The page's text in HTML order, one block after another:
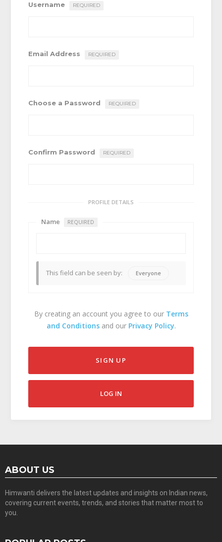
Username REQUIRED
Email Address REQUIRED
Choose a Password REQUIRED
Confirm Password REQUIRED
PROFILE DETAILS
Name REQUIRED
This field can be seen by: Everyone
By creating an account you agree to our Terms
and Conditionsand our Privacy Policy.
SIGN UP
LOG IN
ABOUT US
Himwanti delivers the latest updates and insights on Indian news,
covering current events, trends, and stories that matter most to
you.